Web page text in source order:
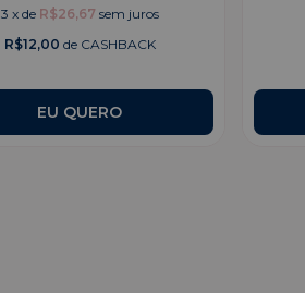
3 x de R$26,67 sem juros
R$12,00 de CASHBACK